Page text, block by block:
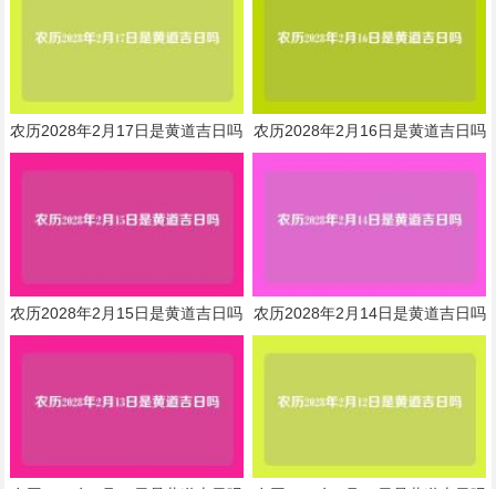
农历2028年2月17日是黄道吉日吗 农历2028年2月16日是黄道吉日吗
农历2028年2月15日是黄道吉日吗 农历2028年2月14日是黄道吉日吗